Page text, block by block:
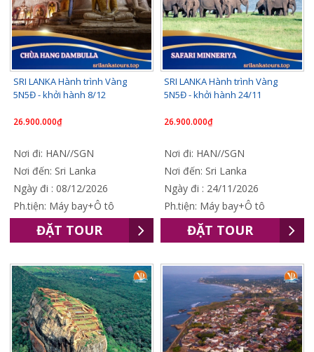
SRI LANKA Hành trình Vàng
5N5Đ - khởi hành 8/12
26.900.000₫
Nơi đi: HAN//SGN
Nơi đến: Sri Lanka
Ngày đi : 08/12/2026
Ph.tiện: Máy bay+Ô tô
ĐẶT TOUR
SRI LANKA Hành trình Vàng
5N5Đ - khởi hành 24/11
26.900.000₫
Nơi đi: HAN//SGN
Nơi đến: Sri Lanka
Ngày đi : 24/11/2026
Ph.tiện: Máy bay+Ô tô
ĐẶT TOUR